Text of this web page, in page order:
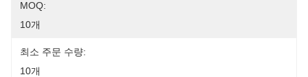
MOQ:
10개
최소 주문 수량:
10개